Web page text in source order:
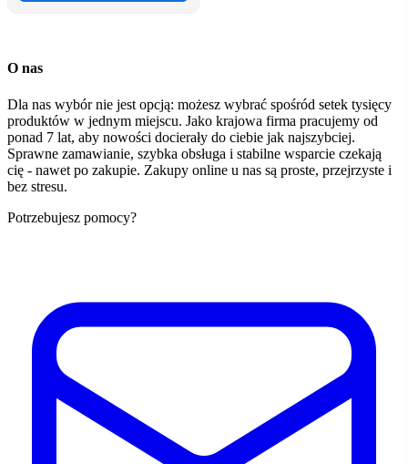
O nas
Dla nas wybór nie jest opcją: możesz wybrać spośród setek tysięcy
produktów w jednym miejscu. Jako krajowa firma pracujemy od
ponad 7 lat, aby nowości docierały do ciebie jak najszybciej.
Sprawne zamawianie, szybka obsługa i stabilne wsparcie czekają
cię - nawet po zakupie. Zakupy online u nas są proste, przejrzyste i
bez stresu.
Potrzebujesz pomocy?